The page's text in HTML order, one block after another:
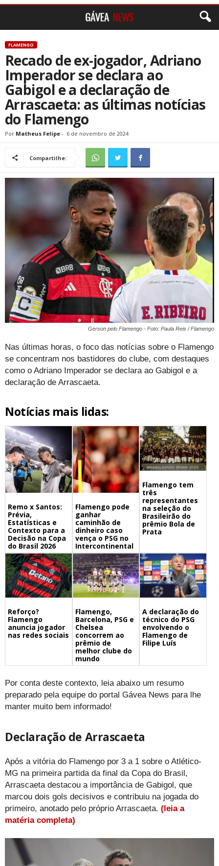
FLAMENGO
Recado de ex-jogador, Adriano
Imperador se declara ao
Gabigol e a declaração de
Arrascaeta: as últimas notícias
do Flamengo
Por Matheus Felipe - 6 de novembro de 2024
Compartilhe:
Gerson pelo Flamengo - Foto: Paula Reis / Flamengo
Nas últimas horas, o foco das notícias sobre o Flamengo
se concentram nos bastidores do clube, com destaques
como o Adriano Imperador se declara ao Gabigol e a
declaração de Arrascaeta.
Notícias mais lidas:
Remo x Santos:
Prévia,
Estatísticas e
Contexto para a
Decisão na Copa
do Brasil 2026
Flamengo pode
ganhar
caminhão de
dinheiro caso
vença o PSG no
Intercontinental
Flamengo tem
três
representantes
na seleção do
Brasileirão do
prêmio Bola de
Prata
Reforço?
Flamengo
anuncia jogador
nas redes sociais
Flamengo,
Barcelona, PSG e
Chelsea
concorrem ao
prêmio de
melhor clube do
mundo
A declaração do
técnico do PSG
envolvendo o
Flamengo de
Filipe Luís
Por conta deste contexto, leia abaixo um resumo
preparado pela equipe do portal Gávea News para lhe
manter muito bem informado!
Declaração de Arrascaeta
Após a vitória do Flamengo por 3 a 1 sobre o Atlético-
MG na primeira partida da final da Copa do Brasil,
Arrascaeta destacou a importância de Gabigol, que
marcou dois gols decisivos e contribuiu na jogada do
primeiro, anotado pelo próprio Arrascaeta. (leia a
matéria completa)